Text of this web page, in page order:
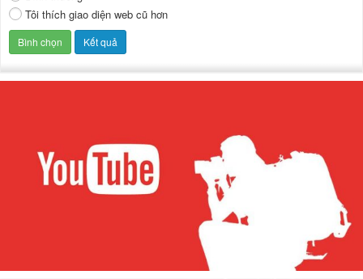
Tôi thích giao diện web cũ hơn